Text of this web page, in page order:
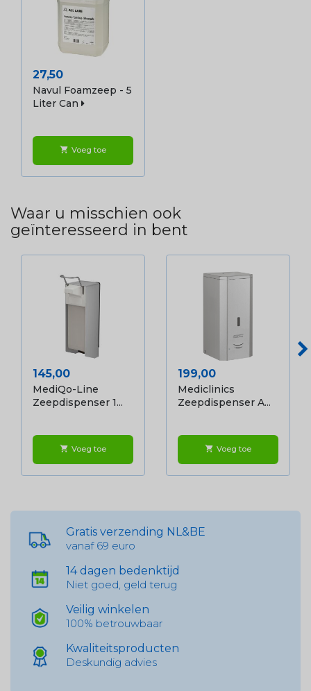
Prijs
27,50
Navul Foamzeep - 5
Liter Can
shopping_cart Voeg toe
Waar u misschien ook
geïnteresseerd in bent
Prijs
145,00
MediQo-Line
Zeepdispenser 1...
shopping_cart Voeg toe
Prijs
199,00
Mediclinics
Zeepdispenser A...
shopping_cart Voeg toe
Gratis verzending NL&BE
vanaf 69 euro
14 dagen bedenktijd
Niet goed, geld terug
Veilig winkelen
100% betrouwbaar
Kwaliteitsproducten
Deskundig advies